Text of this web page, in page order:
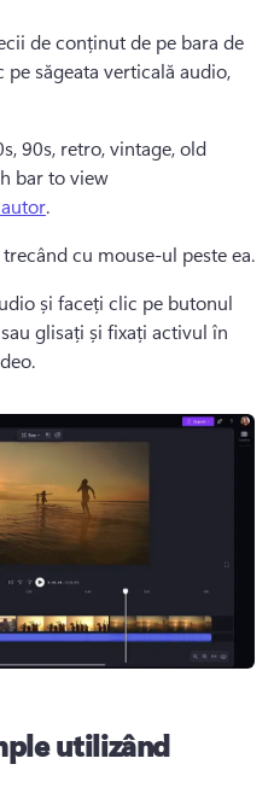
de conținut de pe bara de
săgeata verticală audio,
90s, retro, vintage, old
bar to view
.
cu mouse-ul peste ea.
și faceți clic pe butonul
glisați și fixați activul în
utilizând